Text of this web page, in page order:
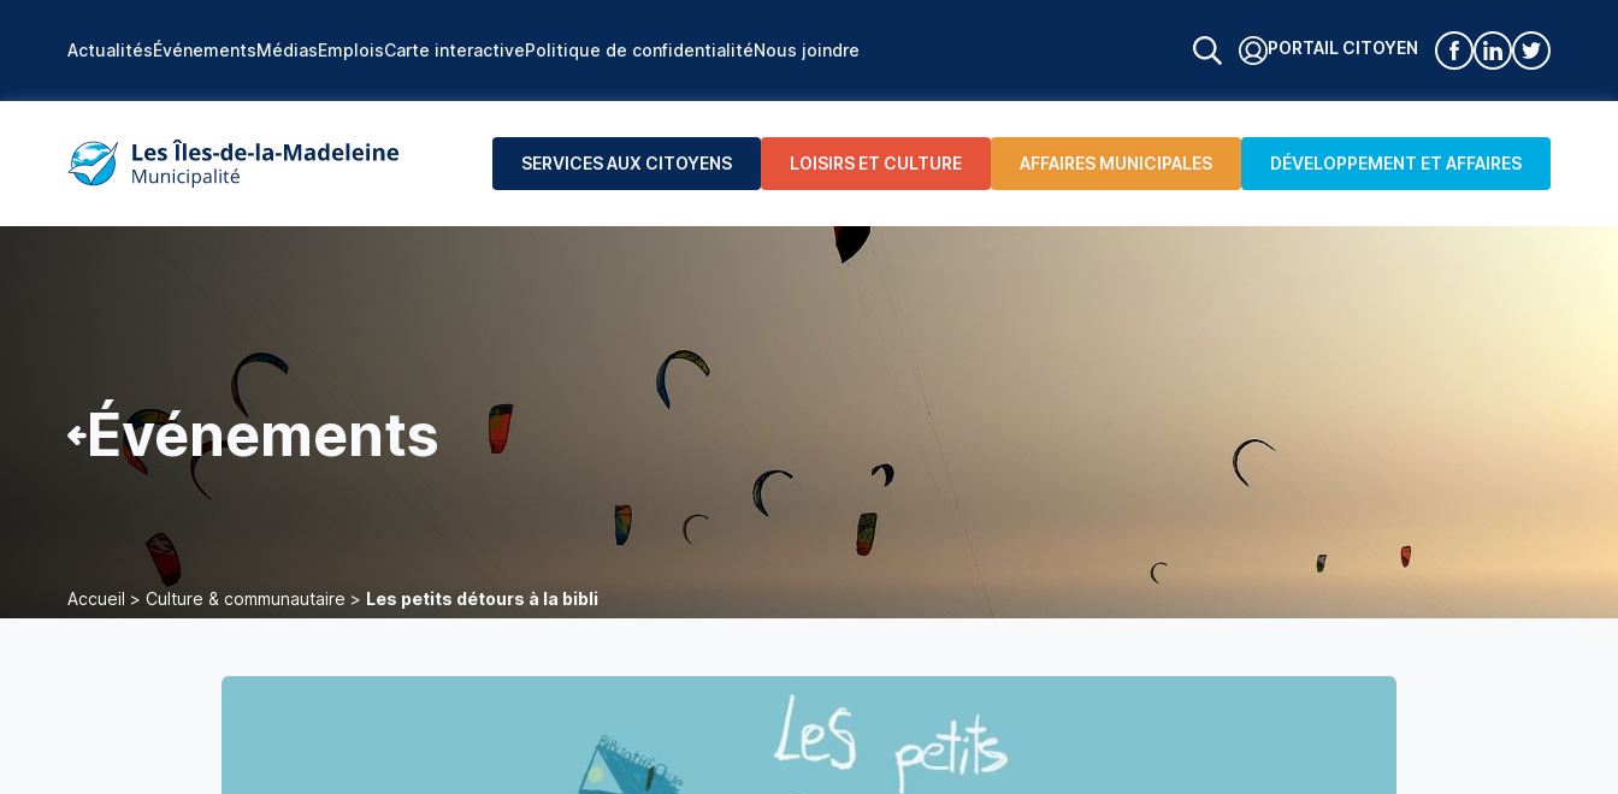
ActualitésÉvénementsMédiasEmploisCarte interactivePolitique de confidentialitéNous joindre PORTAIL CITOYEN
SERVICES AUX CITOYENS LOISIRS ET CULTURE AFFAIRES MUNICIPALES DÉVELOPPEMENT ET AFFAIRES
Événements
Accueil > Culture & communautaire > Les petits détours à la bibli